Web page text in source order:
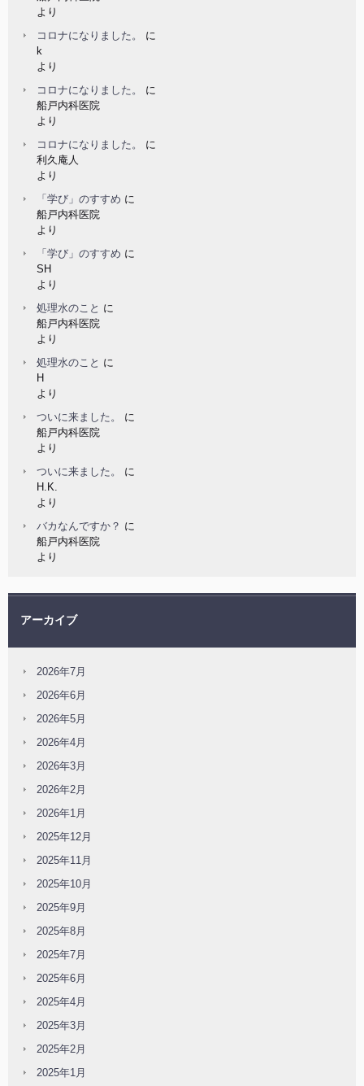
より
コロナになりました。
に
k
より
コロナになりました。
に
船戸内科医院
より
コロナになりました。
に
利久庵人
より
「学び」のすすめ に
船戸内科医院
より
「学び」のすすめ に
SH
より
処理水のこと に
船戸内科医院
より
処理水のこと に
H
より
ついに来ました。
に
船戸内科医院
より
ついに来ました。
に
H.K.
より
バカなんですか？ に
船戸内科医院
より
アーカイブ
2026年7月
2026年6月
2026年5月
2026年4月
2026年3月
2026年2月
2026年1月
2025年12月
2025年11月
2025年10月
2025年9月
2025年8月
2025年7月
2025年6月
2025年4月
2025年3月
2025年2月
2025年1月